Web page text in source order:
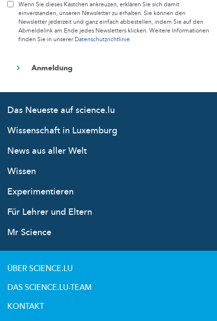
Wenn Sie dieses Kästchen ankreuzen, erklären Sie sich damit
einverstanden, unseren Newsletter zu erhalten. Sie können den
Newsletter jederzeit und ganz einfach abbestellen, indem Sie auf den
Abmeldelink am Ende jedes Newsletters klicken. Weitere Informationen
finden Sie in unsererDatenschutzrichtlinie.
Das Neueste auf science.lu
Wissenschaft in Luxemburg
News aus aller Welt
Wissen
Experimentieren
Für Lehrer und Eltern
Mr Science
ÜBER SCIENCE.LU
DAS SCIENCE.LU-TEAM
KONTAKT